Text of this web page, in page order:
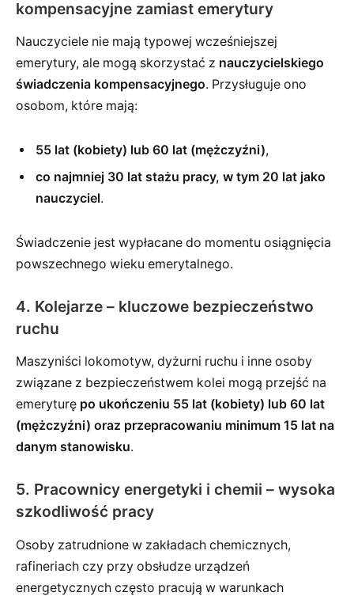
kompensacyjne zamiast emerytury
Nauczyciele nie mają typowej wcześniejszej
emerytury, ale mogą skorzystać z nauczycielskiego
świadczenia kompensacyjnego. Przysługuje ono
osobom, które mają:
55 lat (kobiety) lub 60 lat (mężczyźni),
co najmniej 30 lat stażu pracy, w tym 20 lat jako
nauczyciel.
Świadczenie jest wypłacane do momentu osiągnięcia
powszechnego wieku emerytalnego.
4. Kolejarze – kluczowe bezpieczeństwo
ruchu
Maszyniści lokomotyw, dyżurni ruchu i inne osoby
związane z bezpieczeństwem kolei mogą przejść na
emeryturę po ukończeniu 55 lat (kobiety) lub 60 lat
(mężczyźni) oraz przepracowaniu minimum 15 lat na
danym stanowisku.
5. Pracownicy energetyki i chemii – wysoka
szkodliwość pracy
Osoby zatrudnione w zakładach chemicznych,
rafineriach czy przy obsłudze urządzeń
energetycznych często pracują w warunkach